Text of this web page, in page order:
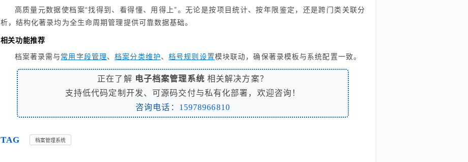
高质量元数据使档案“找得到、看得懂、用得上”。无论是按项目统计、按年限鉴定，还是跨门类关联分
析，结构化著录均为全生命周期管理提供可靠数据基础。
相关功能推荐
档案著录需与常用字段管理、档案分类维护、档号规则设置模块联动，确保著录模板与系统配置一致。
正在了解 电子档案管理系统 相关解决方案？
支持低代码定制开发、可源码交付与私有化部署，欢迎咨询！
咨询电话：15978966810
TAG 档案管理系统